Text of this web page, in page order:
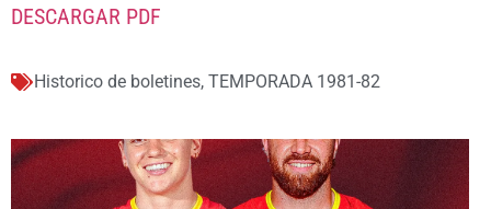
DESCARGAR PDF
Historico de boletines, TEMPORADA 1981-82